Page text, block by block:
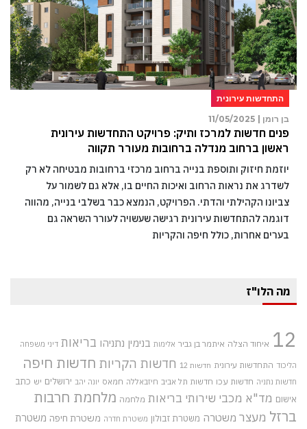
התחדשות עירונית
בן רומן | 11/05/2025
פנים חדשות למרכז ותיק: פרויקט התחדשות עירונית
ראשון ברחוב מנדלה ברחובות מעורר תקווה
יוזמת חיזוק ותוספת בנייה ברחוב מרכזי ברחובות מבטיחה לא רק
לשדרג את נראות הרחוב ואיכות החיים בו, אלא גם לשמור על
צביונו הקהילתי והדתי. הפרויקט, הנמצא כבר בשלבי בנייה, מהווה
דוגמה להתחדשות עירונית רגישה שעשויה לעורר השראה גם
בערים אחרות, כולל חיפה והקריות
מה הלו"ז
12 איחוד הצלה איתמר בן גביר אלימות בנימין נתניהו בריאות דיני משפחה
הליכוד התחדשות עירונית חדשות 12 חדשות הקריות חדשות חיפה
חדשות נתניה חדשות עכו חדשות תל אביב חיזבאללה חמאס יונה יהב ירושלים יש כתב
אישום מד"א מכבי שירותי בריאות מלחמה מלחמת חרבות
ברזל מעצר משטרה משטרת זבולון משטרת חדרה משטרת חיפה משטרת